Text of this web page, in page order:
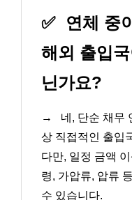
✅
연체 중
해외 출입
닌가요?
→
네, 단순 채무
상 직접적인 출입
다만, 일정 금액
령, 가압류, 압류
수 있습니다.